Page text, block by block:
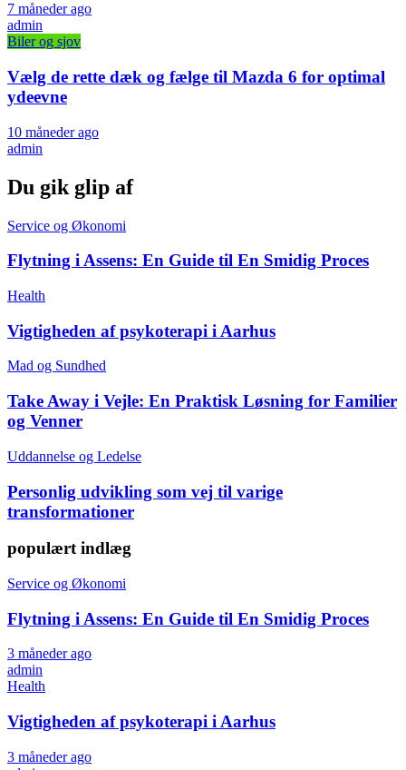
7 måneder ago
admin
Biler og sjov
Vælg de rette dæk og fælge til Mazda 6 for optimal
ydeevne
10 måneder ago
admin
Du gik glip af
Service og Økonomi
Flytning i Assens: En Guide til En Smidig Proces
Health
Vigtigheden af psykoterapi i Aarhus
Mad og Sundhed
Take Away i Vejle: En Praktisk Løsning for Familier
og Venner
Uddannelse og Ledelse
Personlig udvikling som vej til varige
transformationer
populært indlæg
Service og Økonomi
Flytning i Assens: En Guide til En Smidig Proces
3 måneder ago
admin
Health
Vigtigheden af psykoterapi i Aarhus
3 måneder ago